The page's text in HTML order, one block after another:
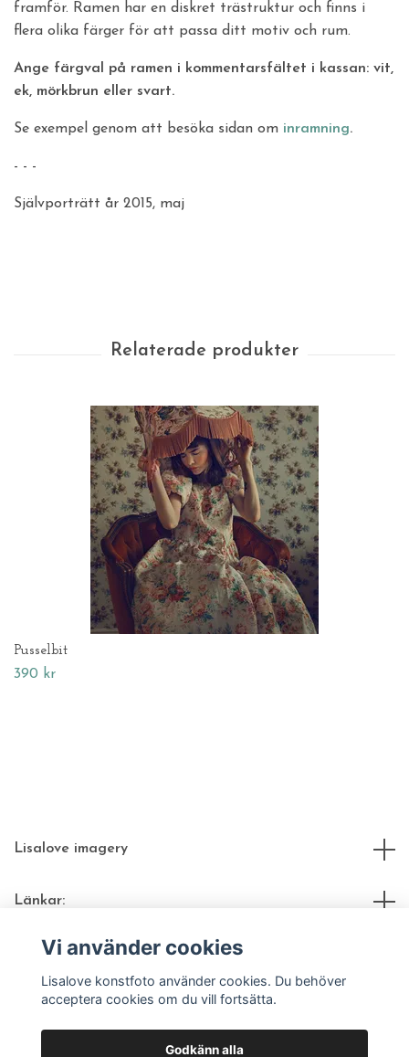
framför. Ramen har en diskret trästruktur och finns i
flera olika färger för att passa ditt motiv och rum.
Ange färgval på ramen i kommentarsfältet i kassan: vit,
ek, mörkbrun eller svart.
Se exempel genom att besöka sidan om inramning.
- - -
Självporträtt år 2015, maj
Pusselbit
390 kr
Lisalove imagery
Länkar:
Sociala medier
Vi använder cookies
Lisalove konstfoto använder cookies. Du behöver
acceptera cookies om du vill fortsätta.
Godkänn alla